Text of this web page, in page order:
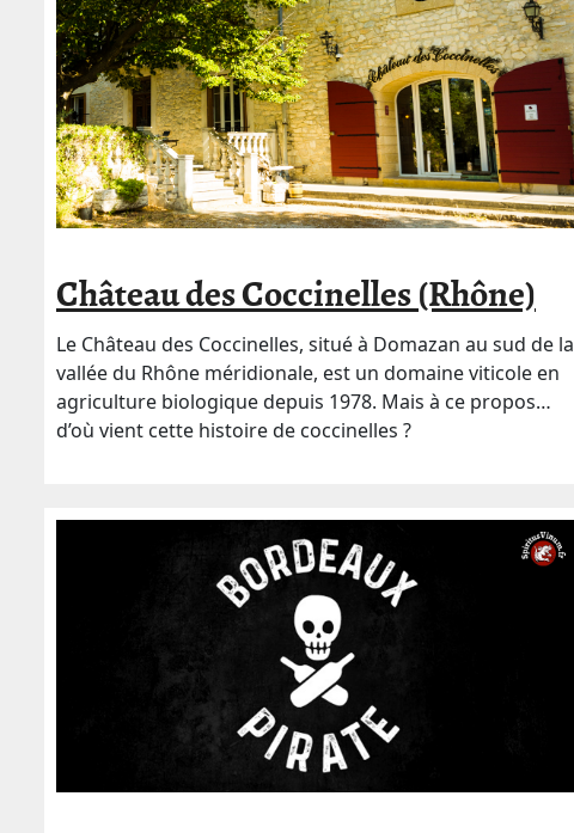
Château des Coccinelles (Rhône)
Le Château des Coccinelles, situé à Domazan au sud de la
vallée du Rhône méridionale, est un domaine viticole en
agriculture biologique depuis 1978. Mais à ce propos…
d’où vient cette histoire de coccinelles ?